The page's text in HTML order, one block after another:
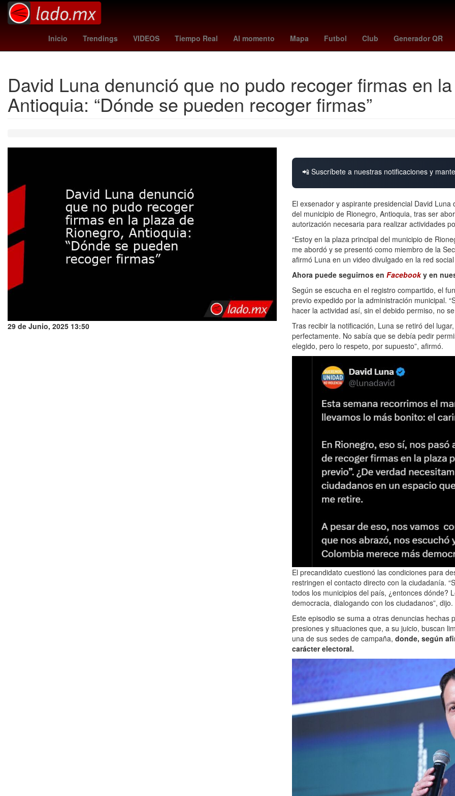
Inicio Trendings VIDEOS Tiempo Real Al momento Mapa Futbol Club Generador QR
unión - lanús costco torreon regreso a clases 2025 Erick Pulgar Idioma francés Senador Brasil
David Luna denunció que no pudo recoger firmas en
Antioquia: “Dónde se pueden recoger firmas”
29 de Junio, 2025 13:50
📲 Suscríbete a nuestras notificaciones y
El exsenador y aspirante presidencial David
del municipio de Rionegro, Antioquia, tras ser
autorización necesaria para realizar actividades
“Estoy en la plaza principal del municipio de
me abordó y se presentó como miembro de la
afirmó Luna en un video divulgado en la red
Ahora puede seguirnos en Facebooky en
Según se escucha en el registro compartido, el
previo expedido por la administración municipal.
hacer la actividad así, sin el debido permiso, no
Tras recibir la notificación, Luna se retiró del
perfectamente. No sabía que se debía pedir
elegido, pero lo respeto, por supuesto”, afirmó.
El precandidato cuestionó las condiciones para
restringen el contacto directo con la ciudadanía.
todos los municipios del país, ¿entonces dónde?
democracia, dialogando con los ciudadanos”, dijo.
Este episodio se suma a otras denuncias
presiones y situaciones que, a su juicio, buscan
una de sus sedes de campaña, donde, según
carácter electoral.